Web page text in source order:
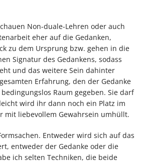
Non-duale-Lehren oder auch
eher auf die Gedanken,
zu dem Ursprung bzw. gehen in die
Signatur des Gedankens, sodass
und das weitere Sein dahinter
Erfahrung, den der Gedanke
Raum gegeben. Sie darf
wird ihr dann noch ein Platz im
mit liebevollem Gewahrsein umhüllt.
Entweder wird sich auf das
entweder der Gedanke oder die
ich selten Techniken, die beide